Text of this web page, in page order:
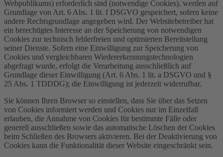
Webpublikums) erforderlich sind (notwendige Cookies), werden auf
Grundlage von Art. 6 Abs. 1 lit. f DSGVO gespeichert, sofern keine
andere Rechtsgrundlage angegeben wird. Der Websitebetreiber hat
ein berechtigtes Interesse an der Speicherung von notwendigen
Cookies zur technisch fehlerfreien und optimierten Bereitstellung
seiner Dienste. Sofern eine Einwilligung zur Speicherung von
Cookies und vergleichbaren Wiedererkennungstechnologien
abgefragt wurde, erfolgt die Verarbeitung ausschließlich auf
Grundlage dieser Einwilligung (Art. 6 Abs. 1 lit. a DSGVO und §
25 Abs. 1 TDDDG); die Einwilligung ist jederzeit widerrufbar.
Sie können Ihren Browser so einstellen, dass Sie über das Setzen
von Cookies informiert werden und Cookies nur im Einzelfall
erlauben, die Annahme von Cookies für bestimmte Fälle oder
generell ausschließen sowie das automatische Löschen der Cookies
beim Schließen des Browsers aktivieren. Bei der Deaktivierung von
Cookies kann die Funktionalität dieser Website eingeschränkt sein.